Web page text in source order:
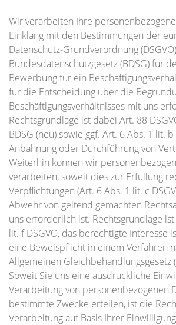
Wir verarbeiten Ihre
Einklang mit den Bestimmungen der
Datenschutz-Grundverordnung
Bundesdatenschutzgesetz (BDSG) für
Bewerbung für ein
für die Entscheidung über die
Beschäftigungsverhältnisses mit uns
Rechtsgrundlage ist dabei Art. 88
BDSG (neu) sowie ggf. Art. 6 Abs. 1 lit. b
Anbahnung oder Durchführung von
Weiterhin können wir
verarbeiten, soweit dies zur Erfüllung
Verpflichtungen (Art. 6 Abs. 1 lit. c
Abwehr von geltend gemachten
uns erforderlich ist. Rechtsgrundlage
lit. f DSGVO, das berechtigte Interesse
eine Beweispflicht in einem Verfahren
Allgemeinen Gleichbehandlungsgesetz
Soweit Sie uns eine ausdrückliche
Verarbeitung von personenbezogenen
bestimmte Zwecke erteilen, ist die
Verarbeitung auf Basis Ihrer